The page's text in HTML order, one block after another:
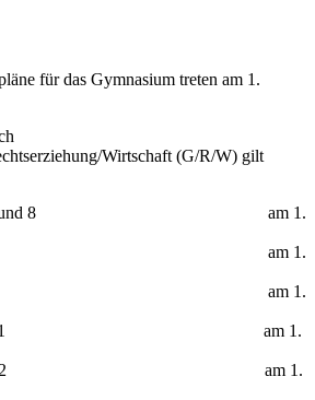
für das Gymnasium treten am 1.
Wirtschaft (G/R/W) gilt
7 und 8 am 1.
9 am 1.
10 am 1.
11 am 1.
12 am 1.